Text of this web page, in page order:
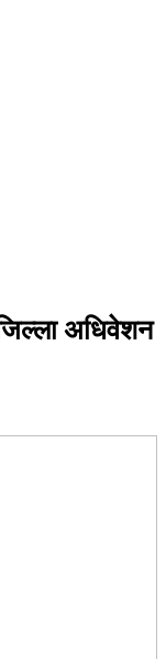
अधिवेशन